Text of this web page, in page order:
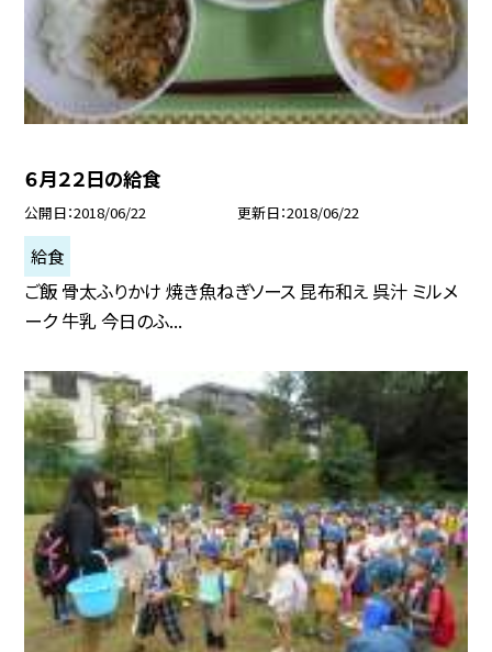
６月２２日の給食
公開日 2018/06/22 更新日 2018/06/22
給食
ご飯 骨太ふりかけ 焼き魚ねぎソース 昆布和え 呉汁 ミルメ
ーク 牛乳 今日のふ...